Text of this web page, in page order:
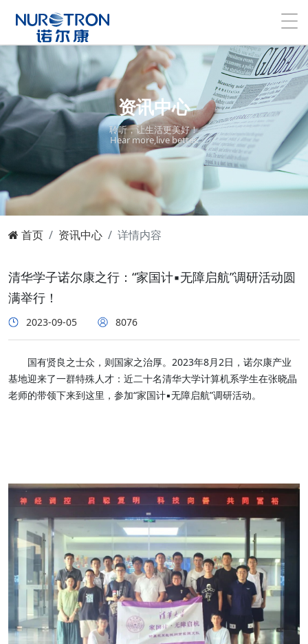
资讯中心
聆听，让生活更美好！
Hear more,live better.
首页 资讯中心 详情内容
清华学子诺尔康之行：“家国计▪无障启航”调研活动圆
满举行！
2023-09-05 8076
国有贤良之士众，则国家之治厚。2023年8月2日，诺尔康产业
基地迎来了一群特殊人才：近二十名清华大学计算机系学生在张晓晶
老师的带领下来到这里，参加“家国计▪无障启航”调研活动。